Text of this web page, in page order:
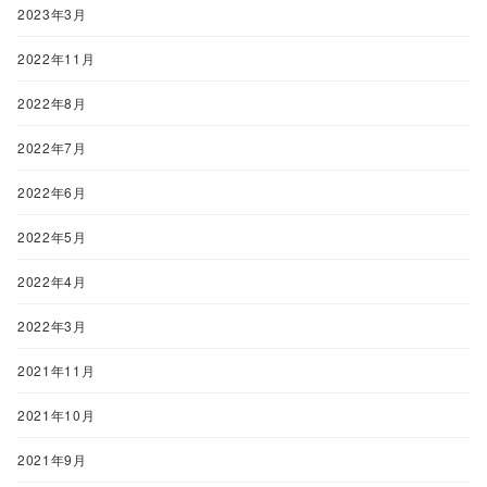
2023年3月
2022年11月
2022年8月
2022年7月
2022年6月
2022年5月
2022年4月
2022年3月
2021年11月
2021年10月
2021年9月